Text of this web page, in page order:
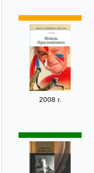
2008 г.